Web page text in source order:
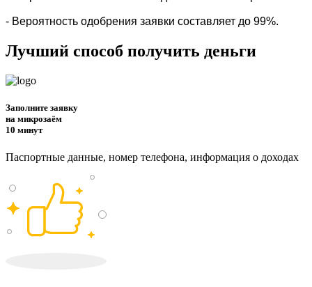
- Вероятность одобрения заявки составляет до 99%.
Лучший способ получить деньги
Заполните заявку
на микрозаём
10 минут
Паспортные данные, номер телефона, информация о доходах